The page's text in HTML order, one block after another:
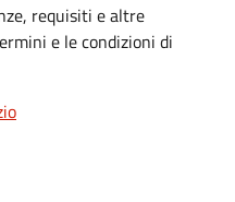
requisiti e altre
e le condizioni di